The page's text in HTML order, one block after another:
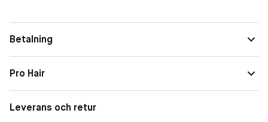
Betalning
Pro Hair
Leverans och retur